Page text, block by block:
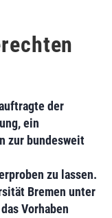
der
ein
zur bundesweit
zu lassen.
Bremen unter
Vorhaben